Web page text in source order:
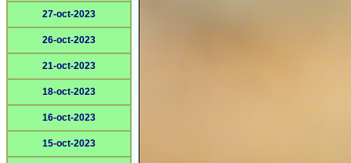
27-oct-2023
26-oct-2023
21-oct-2023
18-oct-2023
16-oct-2023
15-oct-2023